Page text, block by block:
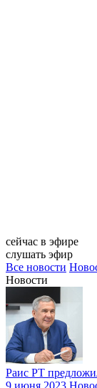
сейчас в эфире
слушать эфир
Все новости
Новости
Раис РТ